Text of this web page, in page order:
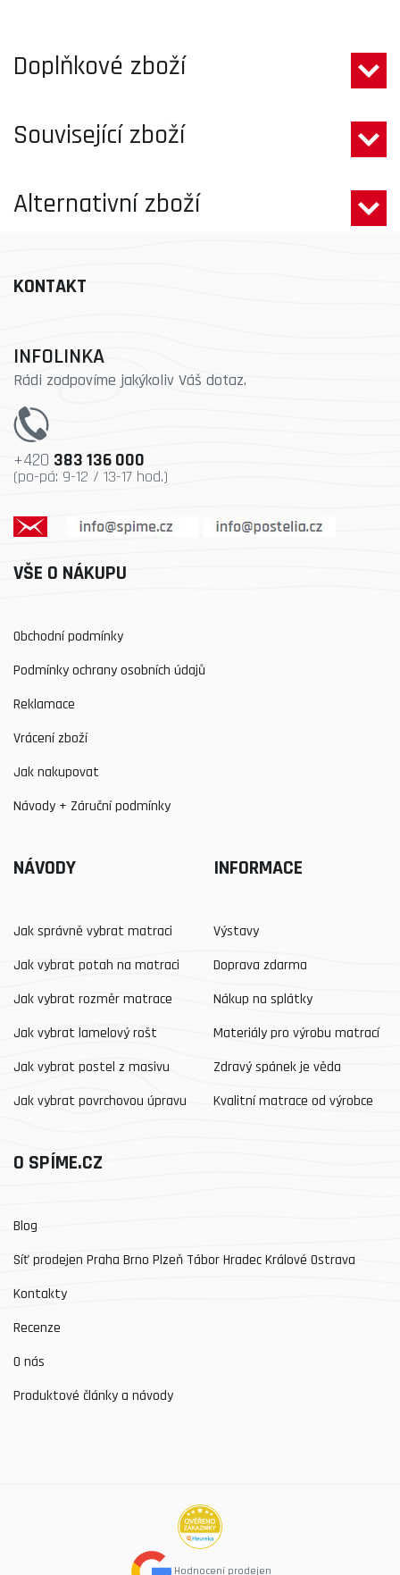
Doplňkové zboží
Související zboží
Alternativní zboží
KONTAKT
INFOLINKA
Rádi zodpovíme jakýkoliv Váš dotaz.
+420 383 136 000
(po-pá: 9-12 / 13-17 hod.)
VŠE O NÁKUPU
Obchodní podmínky
Podmínky ochrany osobních údajů
Reklamace
Vrácení zboží
Jak nakupovat
Návody + Záruční podmínky
NÁVODY
Jak správně vybrat matraci
Jak vybrat potah na matraci
Jak vybrat rozměr matrace
Jak vybrat lamelový rošt
Jak vybrat postel z masivu
Jak vybrat povrchovou úpravu
INFORMACE
Výstavy
Doprava zdarma
Nákup na splátky
Materiály pro výrobu matrací
Zdravý spánek je věda
Kvalitní matrace od výrobce
O SPÍME.CZ
Blog
Síť prodejen Praha Brno Plzeň Tábor Hradec Králové Ostrava
Kontakty
Recenze
O nás
Produktové články a návody
Hodnocení prodejen